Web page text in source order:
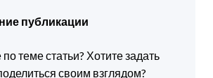
публикации
теме статьи? Хотите задать
своим взглядом?